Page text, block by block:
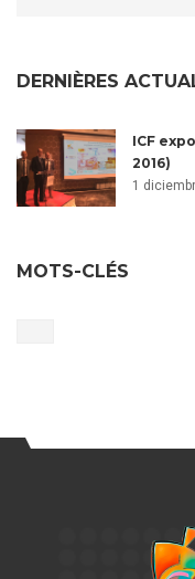
DERNIÈRES
ICF
2016)
1
MOTS-CLÉS